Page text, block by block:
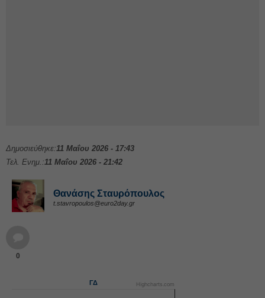
Δημοσιεύθηκε:11 Μαΐου 2026 - 17:43
Τελ. Ενημ.:11 Μαΐου 2026 - 21:42
Θανάσης Σταυρόπουλος
t.stavropoulos@euro2day.gr
0
ΓΔ Highcharts.com